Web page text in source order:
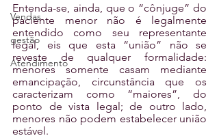
Vendas
gestão
Atendimento
Entenda-se, ainda, que o “cônjuge” do
paciente menor não é legalmente
entendido como seu representante
legal, eis que esta “união” não se
reveste de qualquer formalidade:
menores somente casam mediante
emancipação, circunstância que os
caracterizam como “maiores”, do
ponto de vista legal; de outro lado,
menores não podem estabelecer união
estável.